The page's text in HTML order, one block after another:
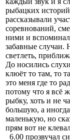
рыбацких
рассказывали
соревнований,
ними и
забавные случаи.
светлеть,
До носились
клюёт то там, то
это меня где то
потому что я всё
рыбку, хоть и не
большую, а
маленькую, но
прям вот не
6.00 прозвучал